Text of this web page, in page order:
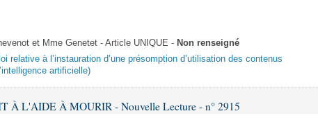
et Mme Genetet - Article UNIQUE - Non renseigné
relative à l’instauration d’une présomption d’utilisation des contenus
artificielle)
À L'AIDE À MOURIR - Nouvelle Lecture - n° 2915